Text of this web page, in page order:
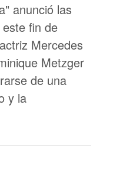
anunció las
fin de
Mercedes
Metzger
de una
y la